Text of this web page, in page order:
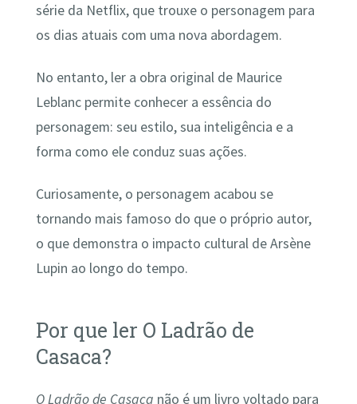
série da Netflix, que trouxe o personagem para
os dias atuais com uma nova abordagem.
No entanto, ler a obra original de Maurice
Leblanc permite conhecer a essência do
personagem: seu estilo, sua inteligência e a
forma como ele conduz suas ações.
Curiosamente, o personagem acabou se
tornando mais famoso do que o próprio autor,
o que demonstra o impacto cultural de Arsène
Lupin ao longo do tempo.
Por que ler O Ladrão de
Casaca?
O Ladrão de Casaca não é um livro voltado para